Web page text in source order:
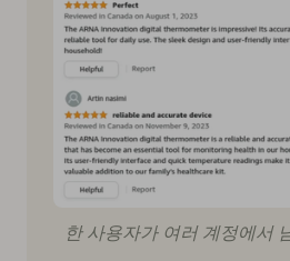
한 사용자가 여러 계정에서